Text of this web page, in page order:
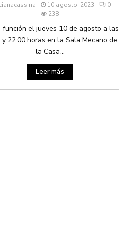
10 agosto, 2023
0
238
función el jueves 10 de agosto a las
y 22:00 horas en la Sala Mecano de
la Casa...
Leer más